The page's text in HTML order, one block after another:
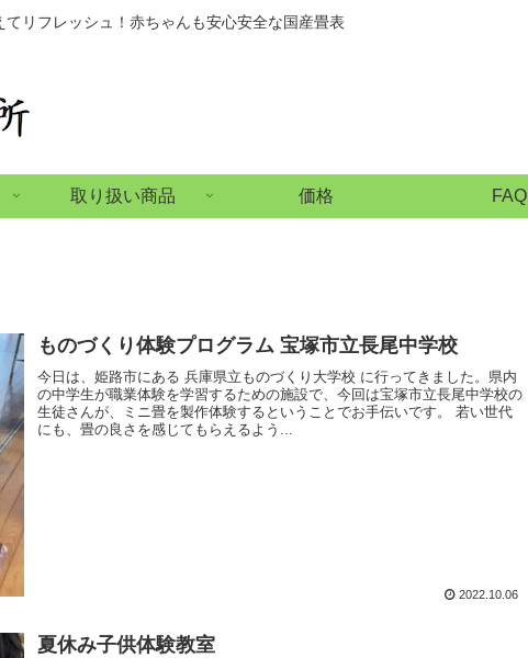
リフレッシュ！赤ちゃんも安心安全な国産畳表
取り扱い商品 価格 FAQ
ものづくり体験プログラム 宝塚市立長尾中学校
今日は、姫路市にある 兵庫県立ものづくり大学校 に行ってきました。県内
の中学生が職業体験を学習するための施設で、今回は宝塚市立長尾中学校の
生徒さんが、ミニ畳を製作体験するということでお手伝いです。 若い世代
にも、畳の良さを感じてもらえるよう...
2022.10.06
夏休み子供体験教室